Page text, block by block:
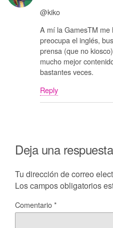
@kiko
A mí la GamesTM
preocupa el inglés,
prensa (que no
mucho mejor
bastantes veces.
Reply
Deja una respuesta
Tu dirección de correo
Los campos obligatorios
Comentario*